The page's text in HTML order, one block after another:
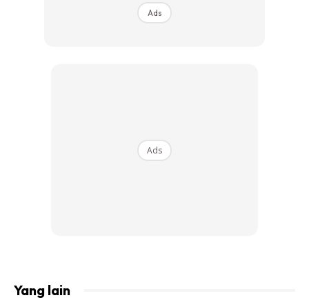
Pelindung matahari kimia berbanding fizikal
Ads
Ads
Yang lain